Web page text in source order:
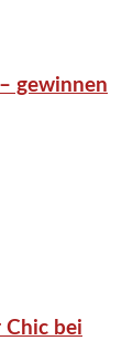
gewinnen
Chic bei